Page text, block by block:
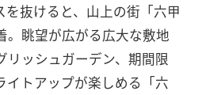
抜けると、山上の街「六甲
。眺望が広がる広大な敷地
リッシュガーデン、期間限
イトアップが楽しめる「六